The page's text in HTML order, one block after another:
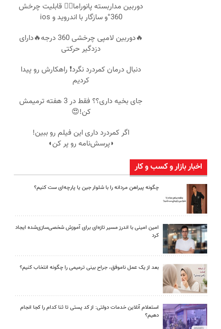
دوربین مداربسته پانوراما👈🏻 قابلیت چرخش
360°و سازگار با اندروید و ios
🔥دوربین لامپی چرخشی 360 درجه🔥دارای
دزدگیر حرکتی
دنبال درمان کمردرد نگرد❗ راهکارش رو پیدا
کردیم
جای بخیه داری؟؟ فقط در 3 هفته ترمیمش
کن!😍
اگر کمردرد داری این فیلم رو ببین!
◗پرسش‌نامه رو پر کن◖
اخبار بازار و کسب و کار
چگونه پیراهن مردانه را با شلوار جین یا پارچه‌ای ست کنیم؟
امین امینی با اندرز مسیر تازه‌ای برای آموزش شخصی‌سازی‌شده ایجاد
کرد
بعد از یک عمل ناموفق، جراح بینی ترمیمی را چگونه انتخاب کنیم؟
استعلام آنلاین خدمات دولتی: از کد پستی تا ثنا کدام را کجا انجام
دهیم؟